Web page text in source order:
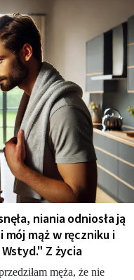
niania odniosła ją
mąż w ręczniku i
Z życia
męża, że nie